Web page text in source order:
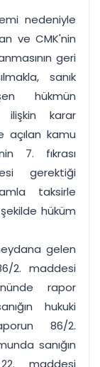
nedeniyle
ve CMK'nin
geri
sanık
hükmün
ilişkin karar
açılan kamu
7. fıkrası
gerektiği
taksirle
hüküm
gelen
2. maddesi
rapor
hukuki
86/2.
sanığın
maddesi